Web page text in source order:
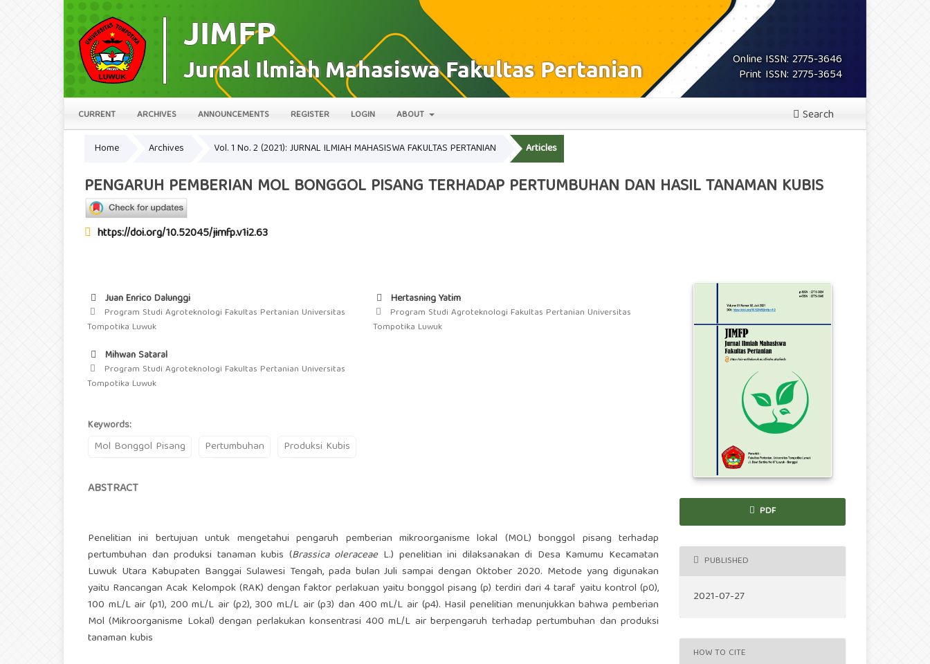
Online ISSN: 2775-3646
Print ISSN: 2775-3654
CURRENT ARCHIVES ANNOUNCEMENTS REGISTER LOGIN ABOUT Search
Home Archives Vol. 1 No. 2 (2021): JURNAL ILMIAH MAHASISWA FAKULTAS PERTANIAN Articles
PENGARUH PEMBERIAN MOL BONGGOL PISANG TERHADAP PERTUMBUHAN DAN HASIL TANAMAN KUBIS
https://doi.org/10.52045/jimfp.v1i2.63
Juan Enrico Dalunggi
Program Studi Agroteknologi Fakultas Pertanian Universitas
Tompotika Luwuk
Hertasning Yatim
Program Studi Agroteknologi Fakultas Pertanian Universitas
Tompotika Luwuk
Mihwan Sataral
Program Studi Agroteknologi Fakultas Pertanian Universitas
Tompotika Luwuk
Keywords:
Mol Bonggol Pisang Pertumbuhan Produksi Kubis
ABSTRACT
Penelitian ini bertujuan untuk mengetahui pengaruh pemberian mikroorganisme lokal (MOL) bonggol pisang terhadap
pertumbuhan dan produksi tanaman kubis (Brassica oleraceae L.) penelitian ini dilaksanakan di Desa Kamumu Kecamatan
Luwuk Utara Kabupaten Banggai Sulawesi Tengah, pada bulan Juli sampai dengan Oktober 2020. Metode yang digunakan
yaitu Rancangan Acak Kelompok (RAK) dengan faktor perlakuan yaitu bonggol pisang (p) terdiri dari 4 taraf yaitu kontrol (p0),
100 mL/L air (p1), 200 mL/L air (p2), 300 mL/L air (p3) dan 400 mL/L air (p4). Hasil penelitian menunjukkan bahwa pemberian
Mol (Mikroorganisme Lokal) dengan perlakukan konsentrasi 400 mL/L air berpengaruh terhadap pertumbuhan dan produksi
tanaman kubis
PDF
PUBLISHED
2021-07-27
HOW TO CITE